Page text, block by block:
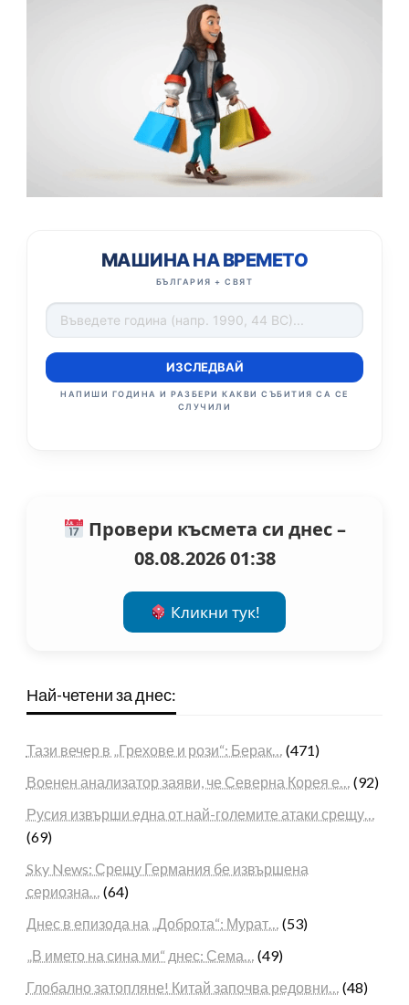
МАШИНА НА ВРЕМЕТО
БЪЛГАРИЯ + СВЯТ
ИЗСЛЕДВАЙ
НАПИШИ ГОДИНА И РАЗБЕРИ КАКВИ СЪБИТИЯ СА СЕ
СЛУЧИЛИ
Провери късмета си днес –
08.08.2026 01:38
Кликни тук!
Най-четени за днес:
Тази вечер в „Грехове и рози“: Берак… (471)
Военен анализатор заяви, че Северна Корея е… (92)
Русия извърши една от най-големите атаки срещу…
(69)
Sky News: Срещу Германия бе извършена
сериозна… (64)
Днес в епизода на „Доброта“: Мурат… (53)
„В името на сина ми“ днес: Сема… (49)
Глобално затопляне! Китай започва редовни… (48)